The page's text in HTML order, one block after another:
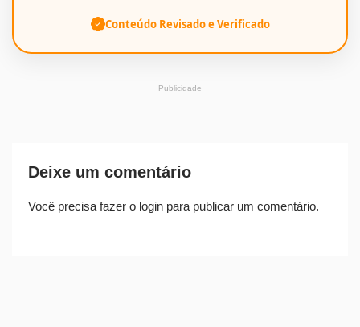
Conteúdo Revisado e Verificado
Publicidade
Deixe um comentário
Você precisa fazer o login para publicar um comentário.